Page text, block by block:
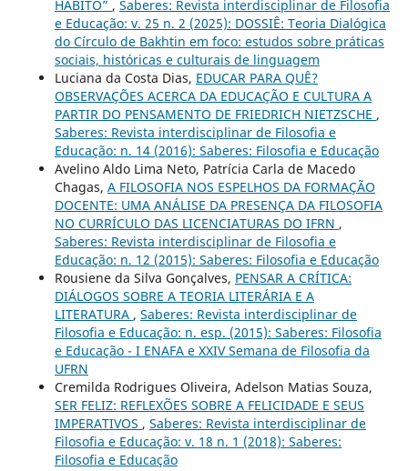
HÁBITO” , Saberes: Revista interdisciplinar de Filosofia
e Educação: v. 25 n. 2 (2025): DOSSIÊ: Teoria Dialógica
do Círculo de Bakhtin em foco: estudos sobre práticas
sociais, históricas e culturais de linguagem
Luciana da Costa Dias, EDUCAR PARA QUÊ?
OBSERVAÇÕES ACERCA DA EDUCAÇÃO E CULTURA A
PARTIR DO PENSAMENTO DE FRIEDRICH NIETZSCHE ,
Saberes: Revista interdisciplinar de Filosofia e
Educação: n. 14 (2016): Saberes: Filosofia e Educação
Avelino Aldo Lima Neto, Patrícia Carla de Macedo
Chagas, A FILOSOFIA NOS ESPELHOS DA FORMAÇÃO
DOCENTE: UMA ANÁLISE DA PRESENÇA DA FILOSOFIA
NO CURRÍCULO DAS LICENCIATURAS DO IFRN ,
Saberes: Revista interdisciplinar de Filosofia e
Educação: n. 12 (2015): Saberes: Filosofia e Educação
Rousiene da Silva Gonçalves, PENSAR A CRÍTICA:
DIÁLOGOS SOBRE A TEORIA LITERÁRIA E A
LITERATURA , Saberes: Revista interdisciplinar de
Filosofia e Educação: n. esp. (2015): Saberes: Filosofia
e Educação - I ENAFA e XXIV Semana de Filosofia da
UFRN
Cremilda Rodrigues Oliveira, Adelson Matias Souza,
SER FELIZ: REFLEXÕES SOBRE A FELICIDADE E SEUS
IMPERATIVOS , Saberes: Revista interdisciplinar de
Filosofia e Educação: v. 18 n. 1 (2018): Saberes:
Filosofia e Educação